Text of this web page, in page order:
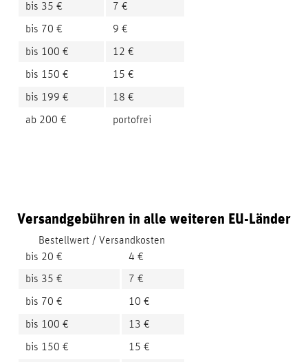
bis 35 €
7 €
bis 70 € 9 €
bis 100 € 12 €
bis 150 € 15 €
bis 199 € 18 €
ab 200 € portofrei
Versandgebühren in alle weiteren EU-Länder
Bestellwert / Versandkosten
bis 20 €
4 €
bis 35 €
7 €
bis 70 € 10 €
bis 100 € 13 €
bis 150 € 15 €